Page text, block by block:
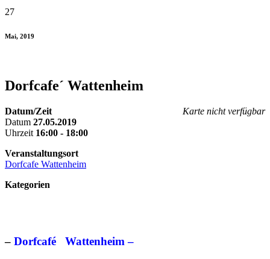
27
Mai, 2019
Dorfcafe´ Wattenheim
Karte nicht verfügbar
Datum/Zeit
Datum 27.05.2019
Uhrzeit 16:00 - 18:00
Veranstaltungsort
Dorfcafe Wattenheim
Kategorien
– Dorfcafé Wattenheim –